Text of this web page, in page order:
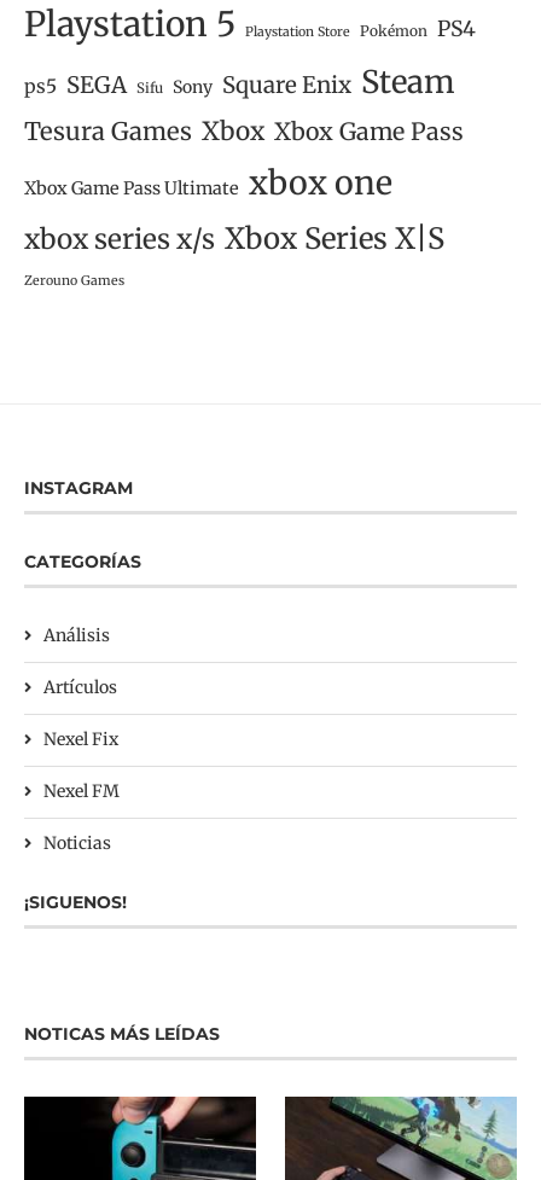
Playstation 5 Playstation Store Pokémon PS4
ps5 SEGA Sifu Sony Square Enix Steam
Tesura Games Xbox Xbox Game Pass
Xbox Game Pass Ultimate xbox one
xbox series x/s Xbox Series X|S
Zerouno Games
INSTAGRAM
CATEGORÍAS
Análisis
Artículos
Nexel Fix
Nexel FM
Noticias
¡SIGUENOS!
NOTICAS MÁS LEÍDAS